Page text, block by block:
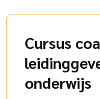
Cursus
onderwijs